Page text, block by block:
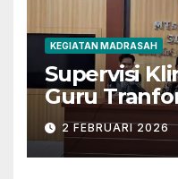
KEGIATAN MADRASAH
Supervisi
Guru
MTsN 2
2 FEBRUARI 2026